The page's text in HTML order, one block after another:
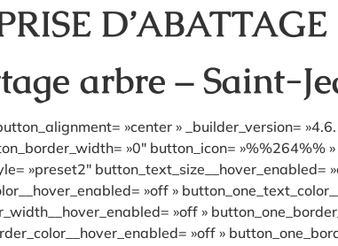
D’ABATTAGE
arbre – Saint-
»center » _builder_version=
»0″ button_icon= »%%264%%
»preset2″ button_text_size__hover_enabled=
»off »
»off »
»off »